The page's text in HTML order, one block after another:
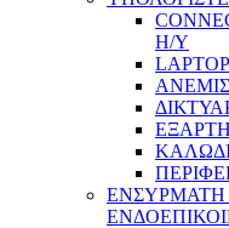
Η/Υ
ΕΝΣΥΡΜΑΤΗ